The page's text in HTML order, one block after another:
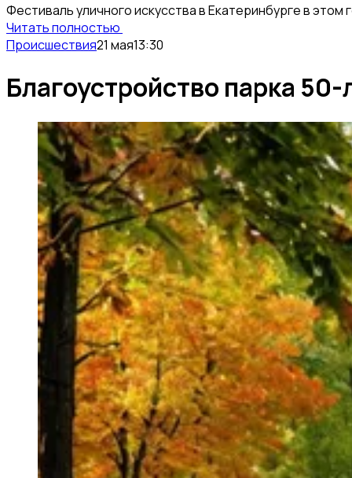
Фестиваль уличного искусства в Екатеринбурге в
Читать полностью
Происшествия21 мая13:30
Благоустройство парка